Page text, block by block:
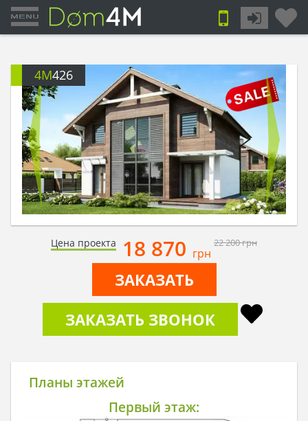
4M426
Цена проекта 18 870 грн
22 200грн
ЗАКАЗАТЬ
ЗАКАЗАТЬ ЗВОНОК
Планы этажей
Первый этаж: